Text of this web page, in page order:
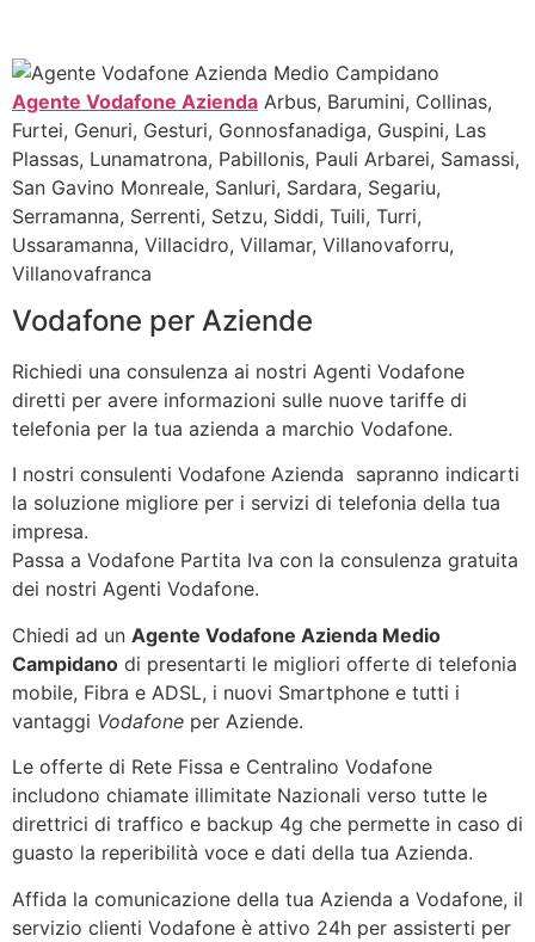
Agente Vodafone Azienda Arbus, Barumini, Collinas,
Furtei, Genuri, Gesturi, Gonnosfanadiga, Guspini, Las
Plassas, Lunamatrona, Pabillonis, Pauli Arbarei, Samassi,
San Gavino Monreale, Sanluri, Sardara, Segariu,
Serramanna, Serrenti, Setzu, Siddi, Tuili, Turri,
Ussaramanna, Villacidro, Villamar, Villanovaforru,
Villanovafranca
Vodafone per Aziende
Richiedi una consulenza ai nostri Agenti Vodafone
diretti per avere informazioni sulle nuove tariffe di
telefonia per la tua azienda a marchio Vodafone.
I nostri consulenti Vodafone Azienda sapranno indicarti
la soluzione migliore per i servizi di telefonia della tua
impresa.
Passa a Vodafone Partita Iva con la consulenza gratuita
dei nostri Agenti Vodafone.
Chiedi ad un Agente Vodafone Azienda Medio
Campidano di presentarti le migliori offerte di telefonia
mobile, Fibra e ADSL, i nuovi Smartphone e tutti i
vantaggi Vodafone per Aziende.
Le offerte di Rete Fissa e Centralino Vodafone
includono chiamate illimitate Nazionali verso tutte le
direttrici di traffico e backup 4g che permette in caso di
guasto la reperibilità voce e dati della tua Azienda.
Affida la comunicazione della tua Azienda a Vodafone, il
servizio clienti Vodafone è attivo 24h per assisterti per